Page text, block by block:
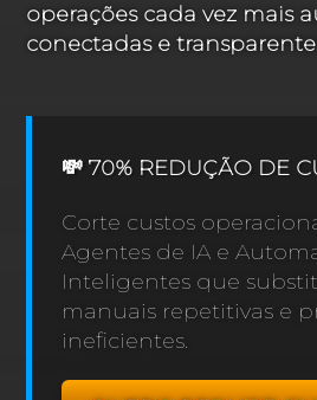
operações cada vez mais
conectadas e
💸 70% REDUÇÃO DE
Corte custos
Agentes de IA e
Inteligentes que
manuais repetitivas e
ineficientes.